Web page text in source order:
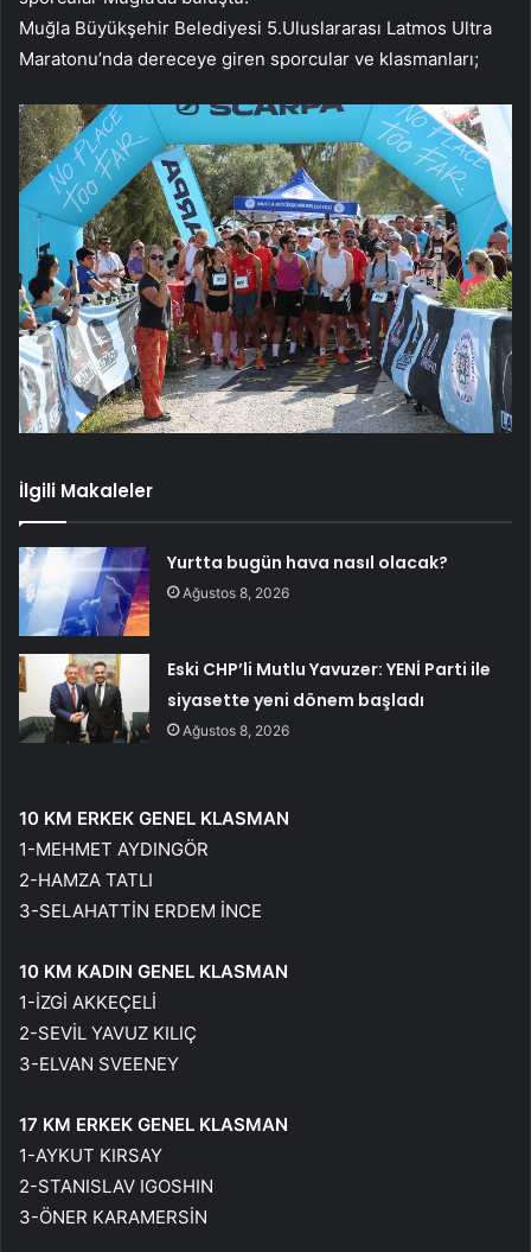
Muğla Büyükşehir Belediyesi 5.Uluslararası Latmos Ultra
Maratonu’nda dereceye giren sporcular ve klasmanları;
İlgili Makaleler
Yurtta bugün hava nasıl olacak?
Ağustos 8, 2026
Eski CHP’li Mutlu Yavuzer: YENİ Parti ile
siyasette yeni dönem başladı
Ağustos 8, 2026
10 KM ERKEK GENEL KLASMAN
1-MEHMET AYDINGÖR
2-HAMZA TATLI
3-SELAHATTİN ERDEM İNCE
10 KM KADIN GENEL KLASMAN
1-İZGİ AKKEÇELİ
2-SEVİL YAVUZ KILIÇ
3-ELVAN SVEENEY
17 KM ERKEK GENEL KLASMAN
1-AYKUT KIRSAY
2-STANISLAV IGOSHIN
3-ÖNER KARAMERSİN